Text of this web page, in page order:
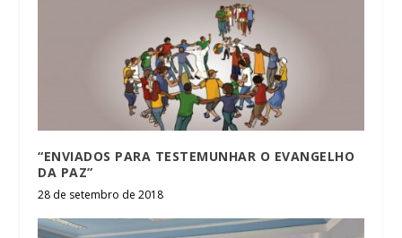
“ENVIADOS PARA TESTEMUNHAR O EVANGELHO
DA PAZ”
28 de setembro de 2018